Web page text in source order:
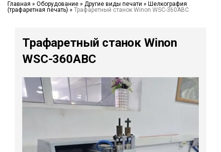
Главная » Оборудование » Другие виды печати » Шелкография
(трафаретная печать) » Трафаретный станок Winon WSC-360ABC
Трафаретный станок Winon
WSC-360ABC